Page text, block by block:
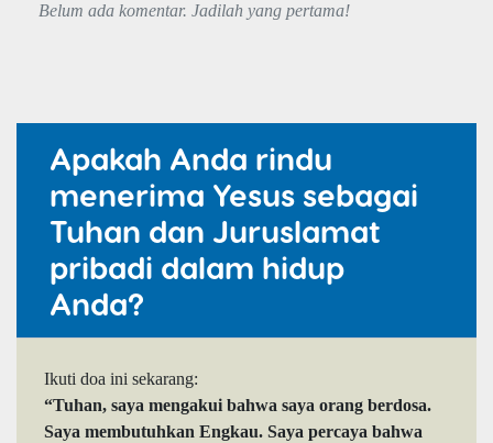
Belum ada komentar. Jadilah yang pertama!
Apakah Anda rindu
menerima Yesus sebagai
Tuhan dan Juruslamat
pribadi dalam hidup
Anda?
Ikuti doa ini sekarang:
“Tuhan, saya mengakui bahwa saya orang berdosa.
Saya membutuhkan Engkau. Saya percaya bahwa